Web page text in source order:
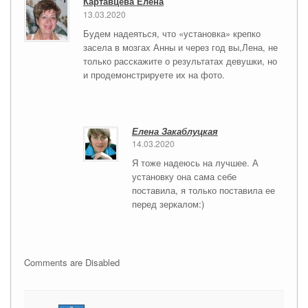
13.03.2020
Будем надеяться, что «установка» крепко
засела в мозгах Анны и через год вы,Лена, не
только расскажите о результатах девушки, но
и продемонстрируете их на фото.
Елена Закаблуцкая
14.03.2020
Я тоже надеюсь на лучшее. А
установку она сама себе
поставила, я только поставила ее
перед зеркалом:)
Comments are Disabled